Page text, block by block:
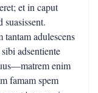
et in caput
tantam adulescens
adsentiente
enim
famam spem